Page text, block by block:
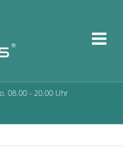
08.00 - 20.00 Uhr